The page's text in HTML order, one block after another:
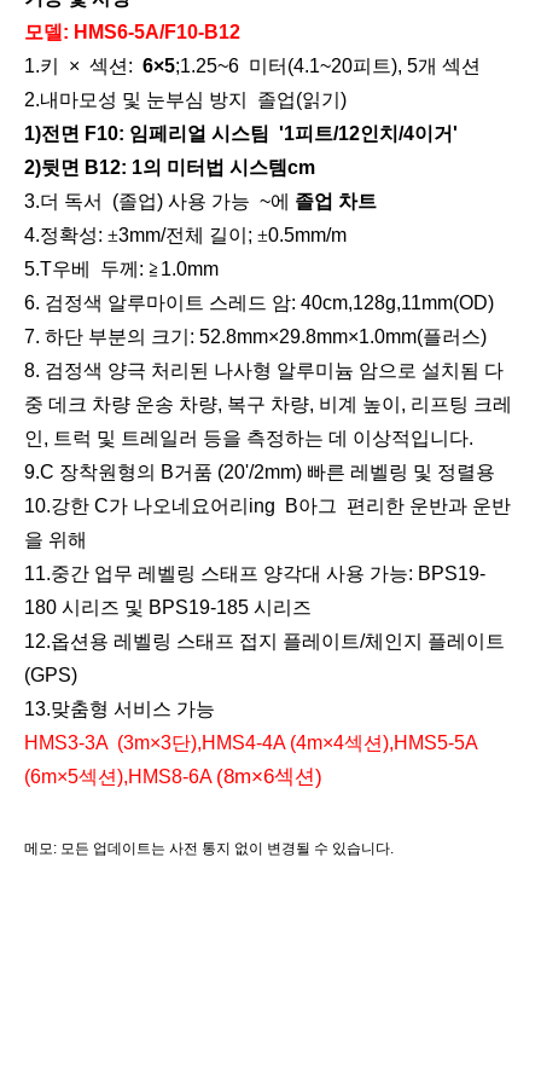
모델 : HMS6-5A/F10-B12
1.키 × 섹션 : 6×5;1.25~6 미터(4.1~20피트), 5개 섹션
2.내마모성 및 눈부심 방지 졸업(읽기)
1)전면 F10: 임페리얼 시스팀 '1피트/12인치/4이거'
2)뒷면 B12: 1의 미터법 시스템cm
3.더 독서 (졸업) 사용 가능 ~에 졸업 차트
4.정확성: ±3mm/전체 길이; ±0.5mm/m
5.T우베
두께: ≧1.0mm
6. 검정색 알루마이트 스레드 암: 40cm,128g,11mm(OD)
7. 하단 부분의 크기: 52.8mm×29.8mm×1.0mm(플러스)
8. 검정색 양극 처리된 나사형 알루미늄 암으로 설치됨 다
중 데크 차량 운송 차량, 복구 차량, 비계 높이, 리프팅 크레
인, 트럭 및 트레일러 등을 측정하는 데 이상적입니다.
9.C 장착원형의 B거품 (20'/2mm) 빠른 레벨링 및 정렬용
10.강한 C가 나오네요어리 ing B아그
편리한 운반과 운반
을 위해
11.중간 업무 레벨링 스태프 양각대 사용 가능: BPS19-
180 시리즈 및 BPS19-185 시리즈
12.옵션용 레벨링 스태프 접지 플레이트/체인지 플레이트
(GPS)
13.맞춤형 서비스 가능
HMS3-3A(3m×3단),HMS4-4A (4m×4섹션),HMS5-5A
(6m×5섹션),HMS8-6A (8m×6섹션)
메모: 모든 업데이트는 사전 통지 없이 변경될 수 있습니다.